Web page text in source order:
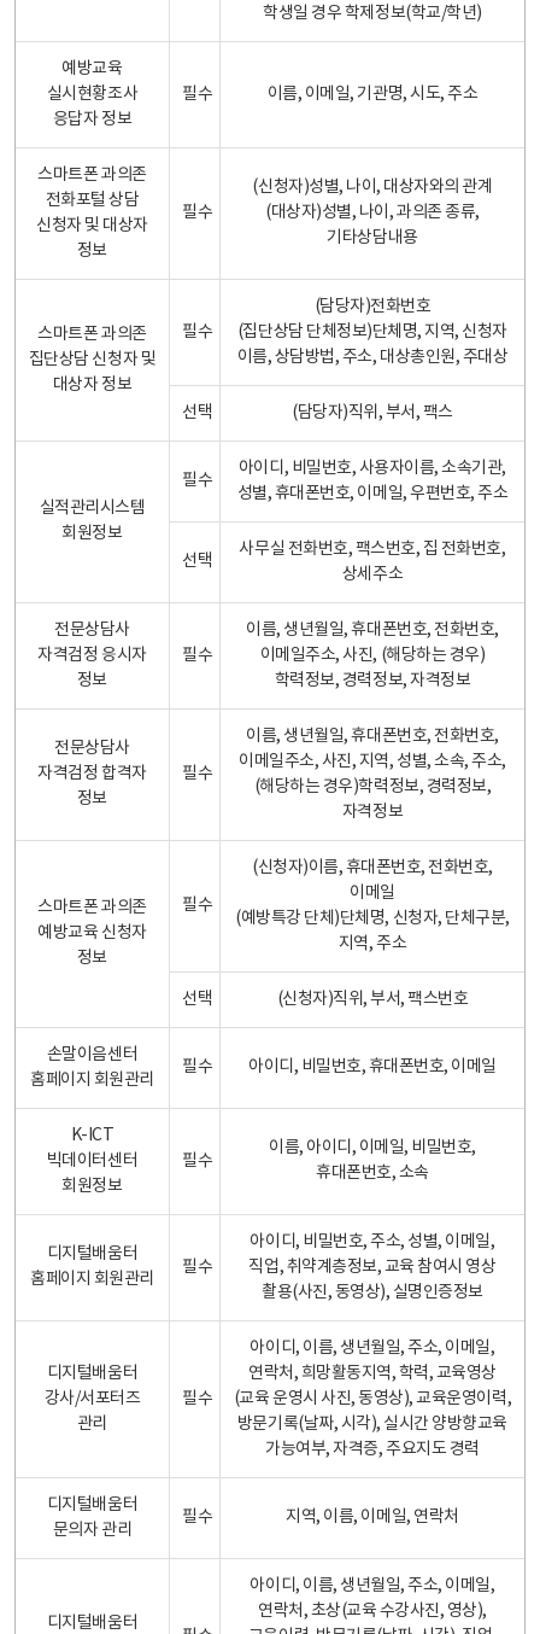
학생일 경우 학제정보(학교/학년)
예방교육
실시현황조사
응답자 정보
필수 이름, 이메일, 기관명, 시도, 주소
스마트폰 과의존
전화포털 상담
신청자 및 대상자
정보
필수
(신청자)성별, 나이, 대상자와의 관계
(대상자)성별, 나이, 과의존 종류,
기타상담내용
스마트폰 과의존
집단상담 신청자 및
대상자 정보
필수
(담당자)전화번호
(집단상담 단체정보)단체명, 지역, 신청자
이름, 상담방법, 주소, 대상총인원, 주대상
선택 (담당자)직위, 부서, 팩스
실적관리시스템
회원정보
필수
아이디, 비밀번호, 사용자이름, 소속기관,
성별, 휴대폰번호, 이메일, 우편번호, 주소
선택
사무실 전화번호, 팩스번호, 집 전화번호,
상세주소
전문상담사
자격검정 응시자
정보
필수
이름, 생년월일, 휴대폰번호, 전화번호,
이메일주소, 사진, (해당하는 경우)
학력정보, 경력정보, 자격정보
전문상담사
자격검정 합격자
정보
필수
이름, 생년월일, 휴대폰번호, 전화번호,
이메일주소, 사진, 지역, 성별, 소속, 주소,
(해당하는 경우)학력정보, 경력정보,
자격정보
스마트폰 과의존
예방교육 신청자
정보
필수
(신청자)이름, 휴대폰번호, 전화번호,
이메일
(예방특강 단체)단체명, 신청자, 단체구분,
지역, 주소
선택 (신청자)직위, 부서, 팩스번호
손말이음센터
홈페이지 회원관리
필수 아이디, 비밀번호, 휴대폰번호, 이메일
K-ICT
빅데이터센터
회원정보
필수
이름, 아이디, 이메일, 비밀번호,
휴대폰번호, 소속
디지털배움터
홈페이지 회원관리
필수
아이디, 비밀번호, 주소, 성별, 이메일,
직업, 취약계층정보, 교육 참여시 영상
촬용(사진, 동영상), 실명인증정보
디지털배움터
강사/서포터즈
관리
필수
아이디, 이름, 생년월일, 주소, 이메일,
연락처, 희망활동지역, 학력, 교육영상
(교육 운영시 사진, 동영상), 교육운영이력,
방문기록(날짜, 시각), 실시간 양방향교육
가능여부, 자격증, 주요지도 경력
디지털배움터
문의자 관리
필수 지역, 이름, 이메일, 연락처
디지털배움터
아이디, 이름, 생년월일, 주소, 이메일,
연락처, 초상(교육 수강사진, 영상),